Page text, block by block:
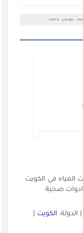
في الكويت
صحية
الكويت|